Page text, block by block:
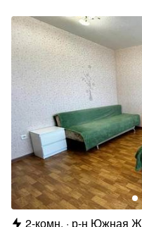
2-комн.
р-н Южная Жилая Часть, мкр. Оптимистов,